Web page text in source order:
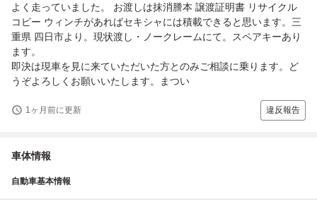
よく走っていました。 お渡しは抹消謄本 譲渡証明書 リサイクル
コピー ウィンチがあればセキシャには積載できると思います。三
重県 四日市より。現状渡し・ノークレームにて。スペアキーあり
ます。
即決は現車を見に来ていただいた方とのみご相談に乗ります。ど
うぞよろしくお願いいたします。まつい
1ヶ月前に更新 違反報告
車体情報
自動車基本情報